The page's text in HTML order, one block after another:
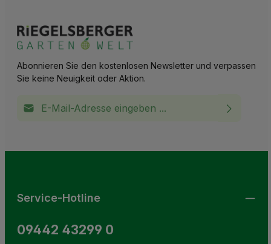
Abonnieren Sie den kostenlosen Newsletter und verpassen
Sie keine Neuigkeit oder Aktion.
Service-Hotline
09442 43299 0